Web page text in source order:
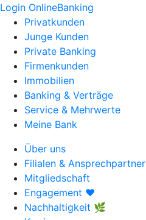
Login OnlineBanking
Privatkunden
Junge Kunden
Private Banking
Firmenkunden
Immobilien
Banking & Verträge
Service & Mehrwerte
Meine Bank
Über uns
Filialen & Ansprechpartner
Mitgliedschaft
Engagement ❤️
Nachhaltigkeit 🌿